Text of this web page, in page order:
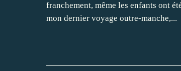
franchement, même les enfants ont
mon dernier voyage outre-manche,...